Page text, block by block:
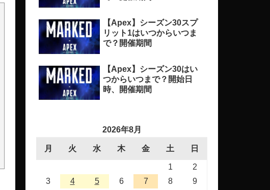
【Apex】シーズン30スプ
リット1はいつからいつま
で？開催期間
【Apex】シーズン30はい
つからいつまで？開始日
時、開催期間
2026年8月
月 火 水 木 金 土 日
1
2
3
4 5 6 7 8
9